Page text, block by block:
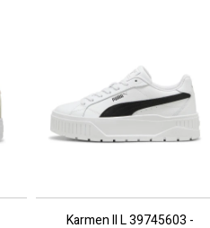
Karmen II L 39745603 -